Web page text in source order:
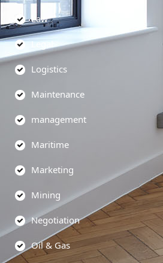
Law
Legal
Logistics
Maintenance
management
Maritime
Marketing
Mining
Negotiation
Oil & Gas